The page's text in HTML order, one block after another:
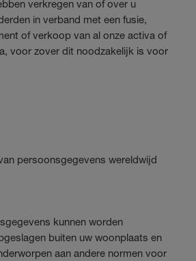
verkregen van of over u
in verband met een fusie,
of verkoop van al onze activa of
voor zover dit noodzakelijk is voor
wereldwijd
kunnen worden
buiten uw woonplaats en
aan andere normen voor